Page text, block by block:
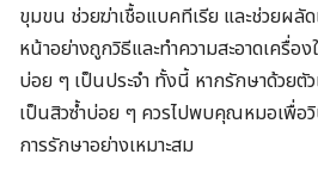
ขุมขน ช่วยฆ่าเชื้อแบคทีเรีย และช่วยผลั
หน้าอย่างถูกวิธีและทำความสะอาดเครื่
บ่อย ๆ เป็นประจำ ทั้งนี้ หากรักษาด้วยตั
เป็นสิวซ้ำบ่อย ๆ ควรไปพบคุณหมอเพื่อ
การรักษาอย่างเหมาะสม